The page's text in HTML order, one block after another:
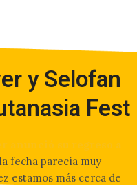
y Selofan
Fest
anunció su regreso a
fecha parecía muy
estamos más cerca de